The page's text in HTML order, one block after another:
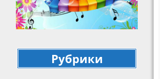
Рубрики